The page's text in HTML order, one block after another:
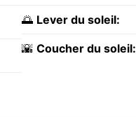
🌅 Lever du soleil:
🌇 Coucher du soleil: